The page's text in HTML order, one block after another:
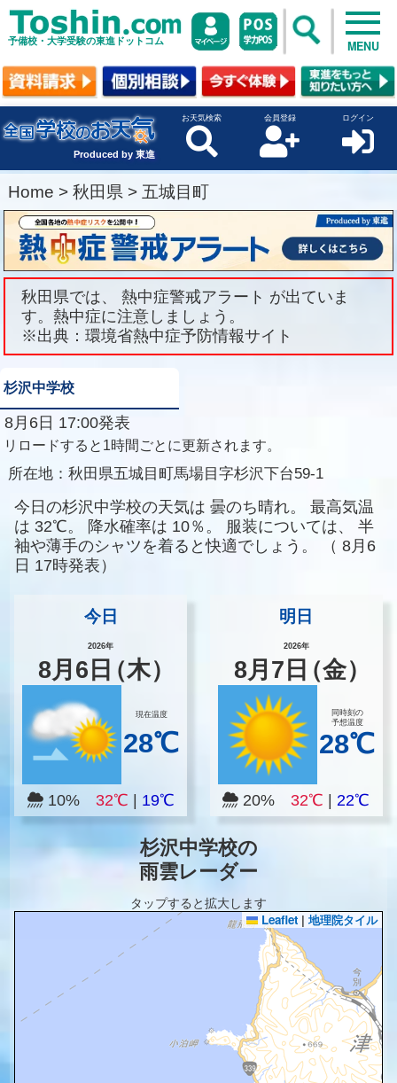
予備校・大学受験の東進ドットコム MENU
Produced by 東進
お天気検索 会員登録 ログイン
Home > 秋田県 > 五城目町
秋田県では、 熱中症警戒アラート が出ていま
す。熱中症に注意しましょう。
※出典：環境省熱中症予防情報サイト
杉沢中学校
8月6日 17:00発表
リロードすると1時間ごとに更新されます。
所在地： 秋田県五城目町馬場目字杉沢下台59-1
今日の杉沢中学校の天気は 曇のち晴れ。
最高気温
は 32℃。 降水確率は 10％。 服装については、
半
袖や薄手のシャツを着ると快適でしょう。
（ 8月6
日 17時発表）
今日
2026年
8月 6 日（木）
現在温度
28℃
10% 32℃ 19℃
明日
2026年
8月 7 日（金）
同時刻の
予想温度
28℃
20%32℃ |22℃
杉沢中学校の
雨雲レーダー
タップすると拡大します
Leaflet | 地理院タイル